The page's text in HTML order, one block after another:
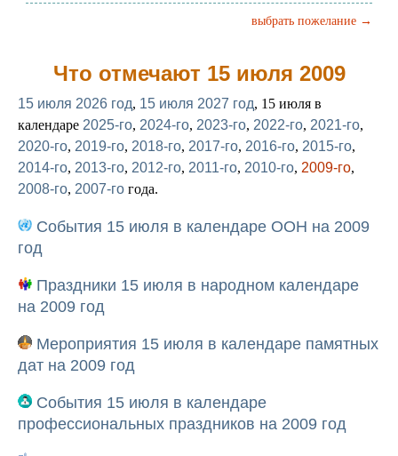
выбрать пожелание →
Что отмечают 15 июля 2009
15 июля 2026 год, 15 июля 2027 год, 15 июля в
календаре 2025-го, 2024-го, 2023-го, 2022-го, 2021-го,
2020-го, 2019-го, 2018-го, 2017-го, 2016-го, 2015-го,
2014-го, 2013-го, 2012-го, 2011-го, 2010-го, 2009-го,
2008-го, 2007-го года.
События 15 июля в календаре ООН на 2009
год
Праздники 15 июля в народном календаре
на 2009 год
Мероприятия 15 июля в календаре памятных
дат на 2009 год
События 15 июля в календаре
профессиональных праздников на 2009 год